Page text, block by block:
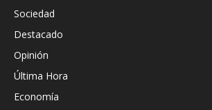
Sociedad
Destacado
Opinión
Última Hora
Economía